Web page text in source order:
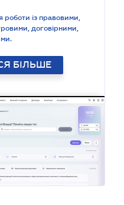
роботи із правовими,
договірними,
БІЛЬШЕ